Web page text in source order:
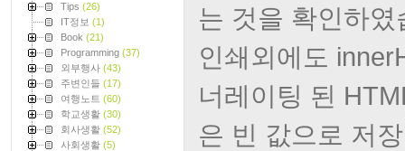
Tips (26)
IT정보 (1)
Book (21)
Programming (37)
외부행사 (43)
주변인들 (17)
여행노트 (60)
학교생활 (30)
회사생활 (52)
사회생활 (5)
는 것을 확인하였
인쇄외에도
너레이팅 된
은 빈 값으로 저